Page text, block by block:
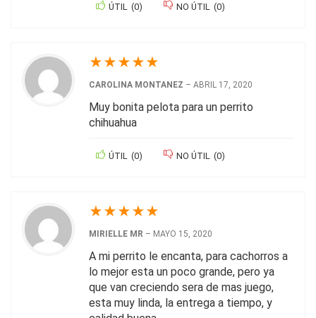
ÚTIL (0) NO ÚTIL (0)
★★★★★
CAROLINA MONTANEZ – ABRIL 17, 2020
Muy bonita pelota para un perrito
chihuahua
ÚTIL (0) NO ÚTIL (0)
★★★★★
MIRIELLE MR – MAYO 15, 2020
A mi perrito le encanta, para cachorros a
lo mejor esta un poco grande, pero ya
que van creciendo sera de mas juego,
esta muy linda, la entrega a tiempo, y